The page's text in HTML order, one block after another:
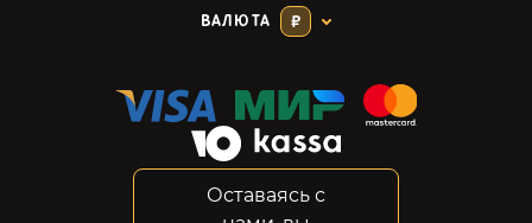
ВАЛЮТА ₽
Оставаясь с